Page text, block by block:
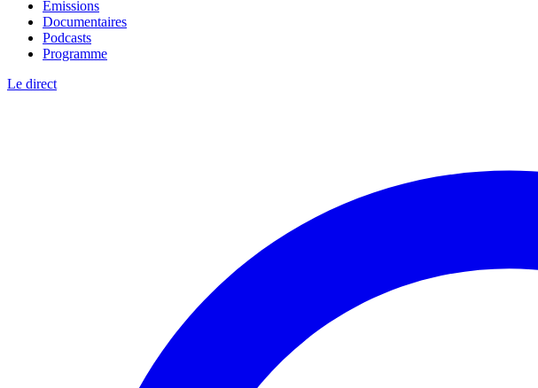
Émissions
Documentaires
Podcasts
Programme
Le direct